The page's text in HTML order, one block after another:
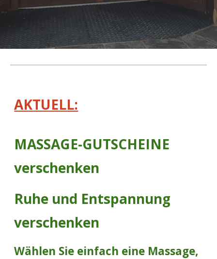
AKTUELL:
MASSAGE-GUTSCHEINE
verschenken
Ruhe und Entspannung
verschenken
Wählen Sie einfach eine Massage,